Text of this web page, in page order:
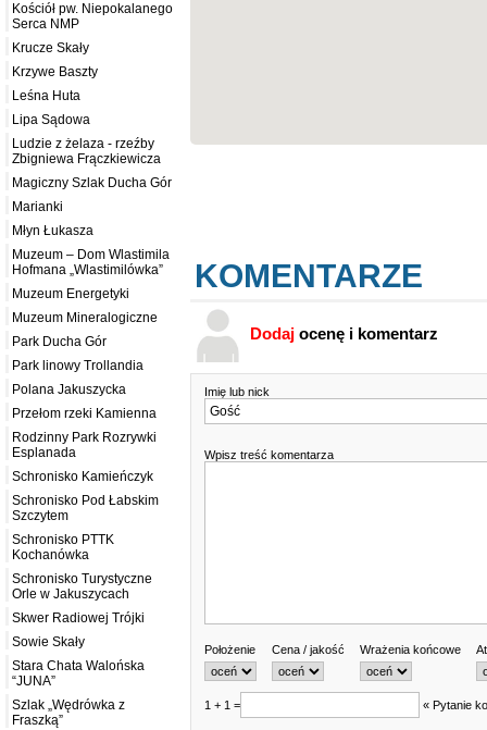
Kościół pw. Niepokalanego
Serca NMP
Krucze Skały
Krzywe Baszty
Leśna Huta
Lipa Sądowa
Ludzie z żelaza - rzeźby
Zbigniewa Frączkiewicza
Magiczny Szlak Ducha Gór
Marianki
Młyn Łukasza
Muzeum – Dom Wlastimila
Hofmana „Wlastimilówka”
Muzeum Energetyki
Muzeum Mineralogiczne
Park Ducha Gór
Park linowy Trollandia
Polana Jakuszycka
Przełom rzeki Kamienna
Rodzinny Park Rozrywki
Esplanada
Schronisko Kamieńczyk
Schronisko Pod Łabskim
Szczytem
Schronisko PTTK
Kochanówka
Schronisko Turystyczne
Orle w Jakuszycach
Skwer Radiowej Trójki
Sowie Skały
Stara Chata Walońska
“JUNA”
Szlak „Wędrówka z
Fraszką”
KOMENTARZE
Dodaj ocenę i komentarz
Imię lub nick
Wpisz treść komentarza
Położenie Cena / jakość Wrażenia końcowe
1 + 1 = « Pytanie